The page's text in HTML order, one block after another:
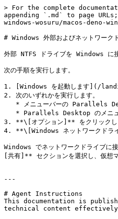
> For the complete
appending `.md` to page
windows-wosuru/macos-deno-
# Windows 外部およびネットワーク
外部 NTFS ドライブを Windows に接
次の手順を実行します。
1. [Windows を起動します](/
2. 次のいずれかを実行します。
3. **\[オプション]** をクリック
4. **\[Windows ネットワークドラ
Windows でネットワークドライブ
[共有]** セクションを選択し、仮想
---
# Agent Instructions
This documentation is
technical content